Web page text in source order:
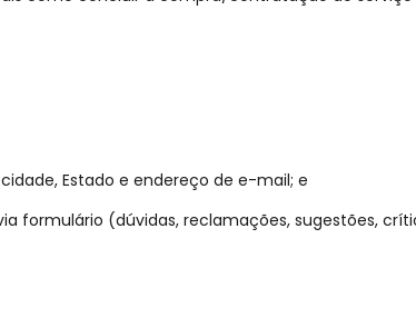
Estado e endereço de e-mail; e
formulário (dúvidas, reclamações, sugestões,